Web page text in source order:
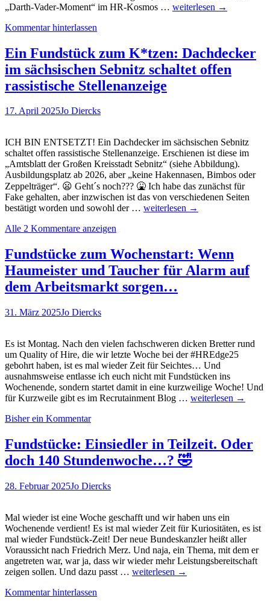
„Darth-Vader-Moment“ im HR-Kosmos … Wenn
Arbeitnehmerin
in
UK
Vergleich
weiterlesen →
Kommentar hinterlassen
Ein Fundstück zum K*tzen: Dachdecker
im sächsischen Sebnitz schaltet offen
rassistische Stellenanzeige
17. April 2025Jo Diercks
ICH BIN ENTSETZT! Ein Dachdecker im sächsischen Sebnitz
schaltet offen rassistische Stellenanzeige. Erschienen ist diese im
„Amtsblatt der Großen Kreisstadt Sebnitz“ (siehe Abbildung).
Ausbildungsplatz ab 2026, aber „keine Hakennasen, Bimbos oder
Zeppelträger“. 😦 Geht´s noch??? 🤮 Ich habe das zunächst für
Fake gehalten, aber inzwischen ist das von verschiedenen Seiten
bestätigt worden und sowohl der … Ein
Dachdecker
im
sächsischen
Sebnitz
schaltet
weiterlesen →
Alle 2 Kommentare anzeigen
Fundstücke zum Wochenstart: Wenn
Haumeister und Taucher für Alarm auf
dem Arbeitsmarkt sorgen…
31. März 2025Jo Diercks
Es ist Montag. Nach den vielen fachschweren dicken Bretter rund
um Quality of Hire, die wir letzte Woche bei der #HREdge25
gebohrt haben, ist es mal wieder Zeit für Seichtes… Und
ausnahmsweise entlasse ich euch nicht mit Fundstücken ins
Wochenende, sondern startet damit in eine kurzweilige Woche! Und
für Kurzweile gibt es im Recrutainment Blog … Fundstücke
Haumeister
und
Taucher
Arbeitsmarkt
sorgen…
weiterlesen →
Bisher ein Kommentar
Fundstücke: Einsiedler in Teilzeit. Oder
doch 140 Stundenwoche…? 🤣
28. Februar 2025Jo Diercks
Mal wieder ist eine Woche geschafft und wir haben uns ein
Wochenende verdient! Es ist mal wieder Zeit für Kuriositäten, es ist
mal wieder Fundstück-Zeit! Der neue Bundeskanzler heißt aller
Voraussicht nach Friedrich Merz. Und naja, ein Thema, mit dem er
angetreten war, war ja, dass wir wieder mehr Leistungsbereitschaft
zeigen sollen. Und dazu passt … Fundstücke:
weiterlesen →
Kommentar hinterlassen